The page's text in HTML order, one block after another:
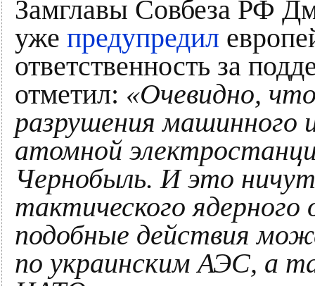
Замглавы Совбеза РФ
уже предупредил
ответственность за
отметил: «Очевидно,
разрушения машинного
атомной
Чернобыль. И это
тактического
подобные действия
по украинским АЭС, а